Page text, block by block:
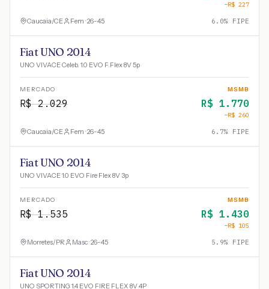
−R$ 227
Caucaia/CE Fem · 26-45 6.0% FIPE
Fiat UNO 2014
UNO VIVACE Celeb. 1.0 EVO F.Flex 8V 5p
MERCADO
R$2.029
MSMB
R$ 1.770
−R$ 260
Caucaia/CE Fem · 26-45 6.7% FIPE
Fiat UNO 2014
UNO VIVACE 1.0 EVO Fire Flex 8V 3p
MERCADO
R$1.535
MSMB
R$ 1.430
−R$ 105
Morretes/PR Masc · 26-45 5.9% FIPE
Fiat UNO 2014
UNO SPORTING 1.4 EVO FIRE FLEX 8V 4P